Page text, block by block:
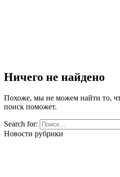
Ничего не найдено
Похоже, мы не можем найти то,
поиск поможет.
Search for:
Новости рубрики